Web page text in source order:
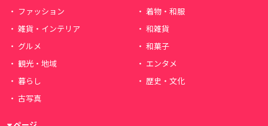
ファッション
着物・和服
雑貨・インテリア
和雑貨
グルメ
和菓子
観光・地域
エンタメ
暮らし
歴史・文化
古写真